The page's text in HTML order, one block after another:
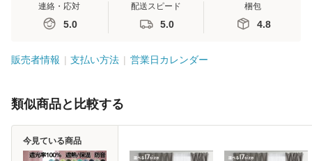
連絡・応対
5.0
配送スピード
5.0
梱包
4.8
販売者情報 支払い方法 営業日カレンダー
類似商品と比較する
今見ている商品